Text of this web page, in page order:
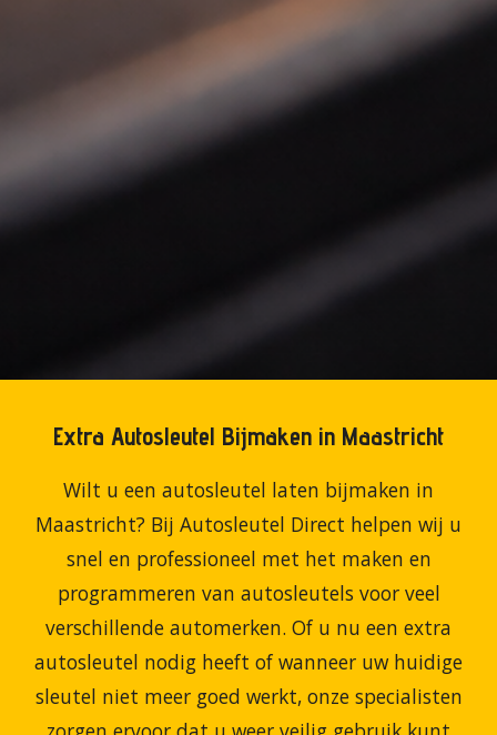
Extra Autosleutel Bijmaken in Maastricht
Wilt u een autosleutel laten bijmaken in
Maastricht? Bij Autosleutel Direct helpen wij u
snel en professioneel met het maken en
programmeren van autosleutels voor veel
verschillende automerken. Of u nu een extra
autosleutel nodig heeft of wanneer uw huidige
sleutel niet meer goed werkt, onze specialisten